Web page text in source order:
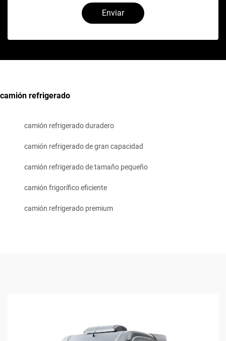
Enviar
camión refrigerado
camión refrigerado duradero
camión refrigerado de gran capacidad
camión refrigerado de tamaño pequeño
camión frigorífico eficiente
camión refrigerado premium